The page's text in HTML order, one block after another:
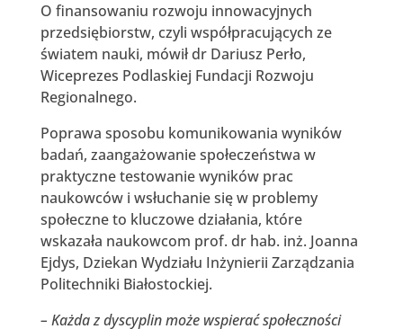
O finansowaniu rozwoju innowacyjnych
przedsiębiorstw, czyli współpracujących ze
światem nauki, mówił dr Dariusz Perło,
Wiceprezes Podlaskiej Fundacji Rozwoju
Regionalnego.
Poprawa sposobu komunikowania wyników
badań, zaangażowanie społeczeństwa w
praktyczne testowanie wyników prac
naukowców i wsłuchanie się w problemy
społeczne to kluczowe działania, które
wskazała naukowcom prof. dr hab. inż. Joanna
Ejdys, Dziekan Wydziału Inżynierii Zarządzania
Politechniki Białostockiej.
– Każda z dyscyplin może wspierać społeczności